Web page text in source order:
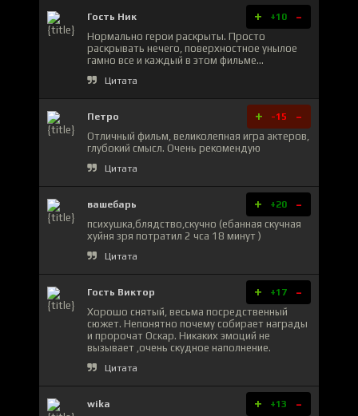
Гость Ник + +10 -
Нормально герои раскрыты. Просто
раскрывать нечего, поверхностное унылое
гамно все и каждый в этом фильме…
Цитата
Петро + -15 -
Отличный фильм, великолепная игра актеров,
глубокий смысл. Очень рекомендую
Цитата
вашебарь + +20 -
психушка,блядство,скучно (ебанная скучная
хуйня зря потратил 2 чса 18 минут )
Цитата
Гость Виктор + +17 -
Хорошо снятый, весьма посредственный
сюжет. Непонятно почему собирает награды
и пророчат Оскар. Никаких эмоций не
вызывает ,очень скудное наполнение.
Цитата
wika + +13 -